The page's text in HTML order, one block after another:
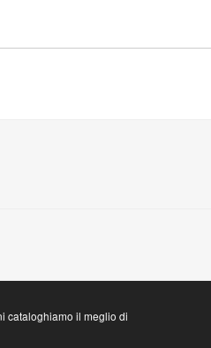
cataloghiamo il meglio di